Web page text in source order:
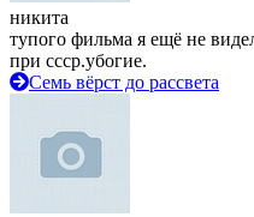
никита
тупого фильма я ещё не
при ссср.убогие.
Семь вёрст до рассвета